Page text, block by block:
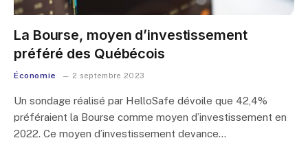
La Bourse, moyen d’investissement
préféré des Québécois
Économie 2 septembre 2023
Un sondage réalisé par HelloSafe dévoile que 42,4%
préféraient la Bourse comme moyen d’investissement en
2022. Ce moyen d’investissement devance…